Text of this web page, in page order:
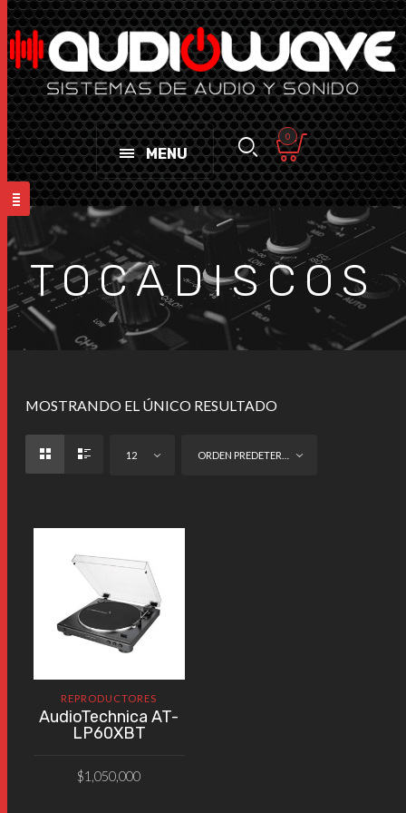
MENU
0
TOCADISCOS
MOSTRANDO EL ÚNICO RESULTADO
12
REPRODUCTORES
AudioTechnica AT-
LP60XBT
$1,050,000